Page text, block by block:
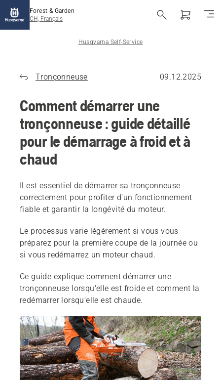
Forest & Garden
CH, Français
Husqvarna Self-Service
Tronçonneuse 09.12.2025
Comment démarrer une
tronçonneuse : guide détaillé
pour le démarrage à froid et à
chaud
Il est essentiel de démarrer sa tronçonneuse
correctement pour profiter d'un fonctionnement
fiable et garantir la longévité du moteur.
Le processus varie légèrement si vous vous
préparez pour la première coupe de la journée ou
si vous redémarrez un moteur chaud.
Ce guide explique comment démarrer une
tronçonneuse lorsqu'elle est froide et comment la
redémarrer lorsqu'elle est chaude.